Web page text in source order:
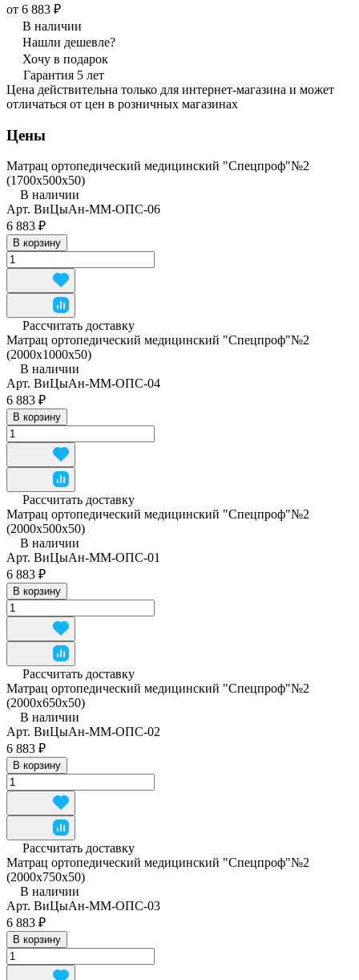
от 6 883 ₽
В наличии
Нашли дешевле?
Хочу в подарок
Гарантия 5 лет
Цена действительна только для интернет-магазина и может
отличаться от цен в розничных магазинах
Цены
Матрац ортопедический медицинский "Спецпроф"№2
(1700х500х50)
В наличии
Арт. ВиЦыАн-ММ-ОПС-06
6 883 ₽
В корзину
Рассчитать доставку
Матрац ортопедический медицинский "Спецпроф"№2
(2000х1000х50)
В наличии
Арт. ВиЦыАн-ММ-ОПС-04
6 883 ₽
В корзину
Рассчитать доставку
Матрац ортопедический медицинский "Спецпроф"№2
(2000х500х50)
В наличии
Арт. ВиЦыАн-ММ-ОПС-01
6 883 ₽
В корзину
Рассчитать доставку
Матрац ортопедический медицинский "Спецпроф"№2
(2000х650х50)
В наличии
Арт. ВиЦыАн-ММ-ОПС-02
6 883 ₽
В корзину
Рассчитать доставку
Матрац ортопедический медицинский "Спецпроф"№2
(2000х750х50)
В наличии
Арт. ВиЦыАн-ММ-ОПС-03
6 883 ₽
В корзину